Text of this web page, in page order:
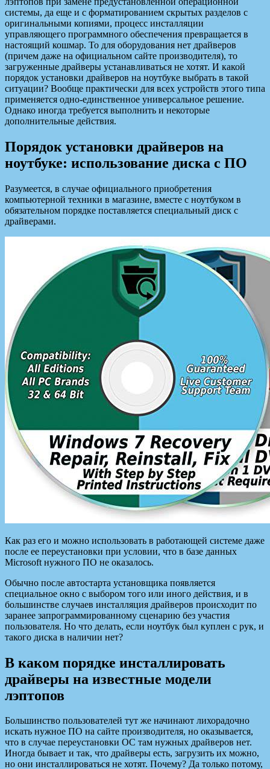
системы, да еще и с форматированием скрытых разделов с
оригинальными копиями, процесс инсталляции
управляющего программного обеспечения превращается в
настоящий кошмар. То для оборудования нет драйверов
(причем даже на официальном сайте производителя), то
загруженные драйверы устанавливаться не хотят. И какой
порядок установки драйверов на ноутбуке выбрать в такой
ситуации? Вообще практически для всех устройств этого типа
применяется одно-единственное универсальное решение.
Однако иногда требуется выполнить и некоторые
дополнительные действия.
Порядок установки драйверов на
ноутбуке: использование диска с ПО
Разумеется, в случае официального приобретения
компьютерной техники в магазине, вместе с ноутбуком в
обязательном порядке поставляется специальный диск с
драйверами.
Как раз его и можно использовать в работающей системе даже
после ее переустановки при условии, что в базе данных
Microsoft нужного ПО не оказалось.
Обычно после автостарта установщика появляется
специальное окно с выбором того или иного действия, и в
большинстве случаев инсталляция драйверов происходит по
заранее запрограммированному сценарию без участия
пользователя. Но что делать, если ноутбук был куплен с рук, и
такого диска в наличии нет?
В каком порядке инсталлировать
драйверы на известные модели
лэптопов
Большинство пользователей тут же начинают лихорадочно
искать нужное ПО на сайте производителя, но оказывается,
что в случае переустановки ОС там нужных драйверов нет.
Иногда бывает и так, что драйверы есть, загрузить их можно,
но они инсталлироваться не хотят. Почему? Да только потому,